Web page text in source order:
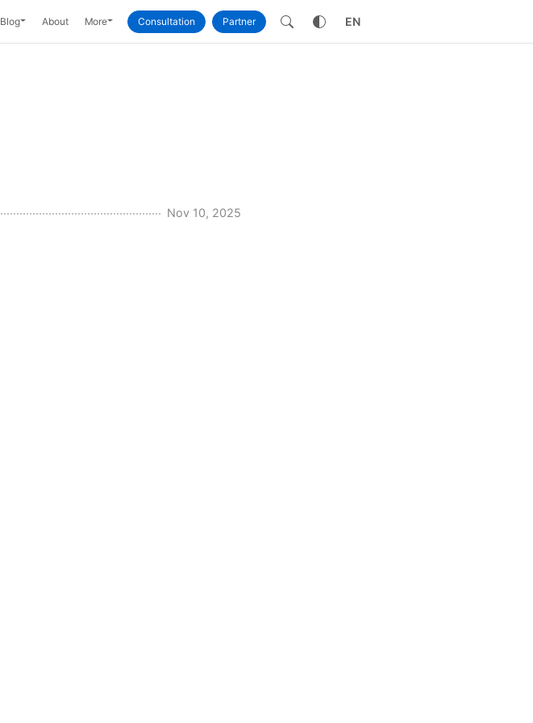
BlogToggle Dropdown
About MoreToggle Dropdown
Consultation Partner EN
Nov 10, 2025